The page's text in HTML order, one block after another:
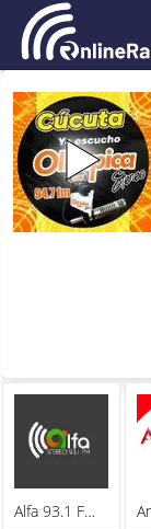
Alfa 93.1 FM Stereo